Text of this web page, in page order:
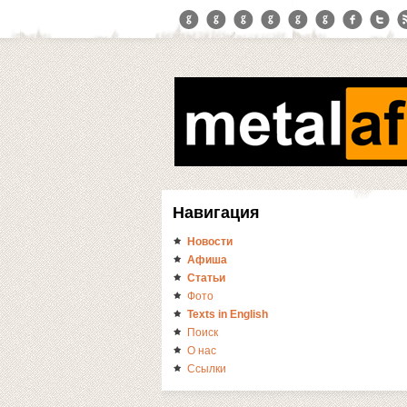
Навигация
Новости
Афиша
Статьи
Фото
Texts in English
Поиск
О нас
Ссылки